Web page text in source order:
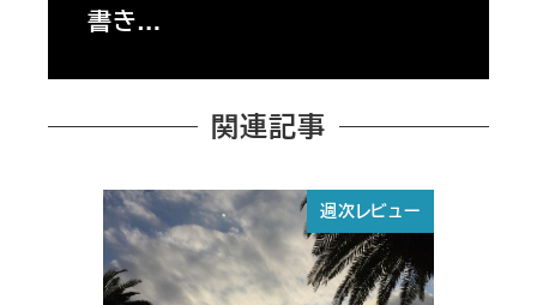
書き…
関連記事
週次レビュー